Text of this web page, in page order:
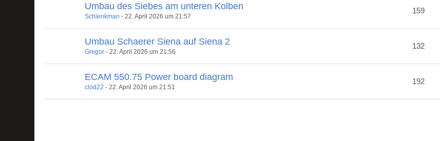
Umbau des Siebes am unteren Kolben
Schlenkman -22. April 2026 um 21:57
159
Umbau Schaerer Siena auf Siena 2
Gregor -22. April 2026 um 21:56
132
ECAM 550.75 Power board diagram
clod22 -22. April 2026 um 21:51
192